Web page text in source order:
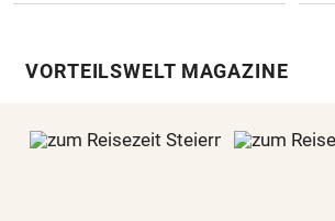
VORTEILSWELT MAGAZINE